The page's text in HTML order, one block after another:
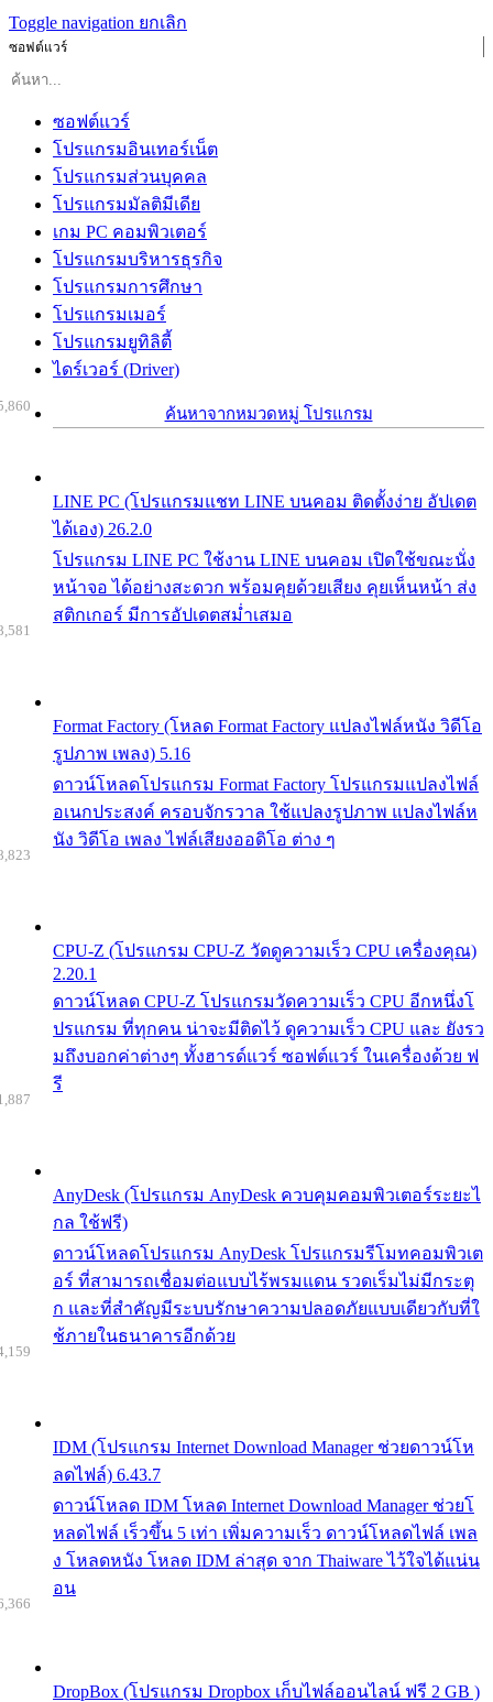
Toggle navigation ยกเลิก
ซอฟต์แวร์
ซอฟต์แวร์
โปรแกรมอินเทอร์เน็ต
โปรแกรมส่วนบุคคล
โปรแกรมมัลติมีเดีย
เกม PC คอมพิวเตอร์
โปรแกรมบริหารธุรกิจ
โปรแกรมการศึกษา
โปรแกรมเมอร์
โปรแกรมยูทิลิตี้
ไดร์เวอร์ (Driver)
ค้นหาจากหมวดหมู่ โปรแกรม
LINE PC (โปรแกรมแชท LINE บนคอม ติดตั้งง่าย อัปเดต
ได้เอง) 26.2.0
โปรแกรม LINE PC ใช้งาน LINE บนคอม เปิดใช้ขณะนั่ง
หน้าจอ ได้อย่างสะดวก พร้อมคุยด้วยเสียง คุยเห็นหน้า ส่ง
สติกเกอร์ มีการอัปเดตสม่ำเสมอ
Format Factory (โหลด Format Factory แปลงไฟล์หนัง วิดีโอ
รูปภาพ เพลง) 5.16
ดาวน์โหลดโปรแกรม Format Factory โปรแกรมแปลงไฟล์
อเนกประสงค์ ครอบจักรวาล ใช้แปลงรูปภาพ แปลงไฟล์ห
นัง วิดีโอ เพลง ไฟล์เสียงออดิโอ ต่าง ๆ
CPU-Z (โปรแกรม CPU-Z วัดดูความเร็ว CPU เครื่องคุณ)
2.20.1
ดาวน์โหลด CPU-Z โปรแกรมวัดความเร็ว CPU อีกหนึ่งโ
ปรแกรม ที่ทุกคน น่าจะมีติดไว้ ดูความเร็ว CPU และ ยังรว
มถึงบอกค่าต่างๆ ทั้งฮารด์แวร์ ซอฟต์แวร์ ในเครื่องด้วย ฟ
รี
AnyDesk (โปรแกรม AnyDesk ควบคุมคอมพิวเตอร์ระยะไ
กล ใช้ฟรี)
ดาวน์โหลดโปรแกรม AnyDesk โปรแกรมรีโมทคอมพิวเต
อร์ ที่สามารถเชื่อมต่อแบบไร้พรมแดน รวดเร็มไม่มีกระตุ
ก และที่สำคัญมีระบบรักษาความปลอดภัยแบบเดียวกับที่ใ
ช้ภายในธนาคารอีกด้วย
IDM (โปรแกรม Internet Download Manager ช่วยดาวน์โห
ลดไฟล์) 6.43.7
ดาวน์โหลด IDM โหลด Internet Download Manager ช่วยโ
หลดไฟล์ เร็วขึ้น 5 เท่า เพิ่มความเร็ว ดาวน์โหลดไฟล์ เพล
ง โหลดหนัง โหลด IDM ล่าสุด จาก Thaiware ไว้ใจได้แน่น
อน
DropBox (โปรแกรม Dropbox เก็บไฟล์ออนไลน์ ฟรี 2 GB )